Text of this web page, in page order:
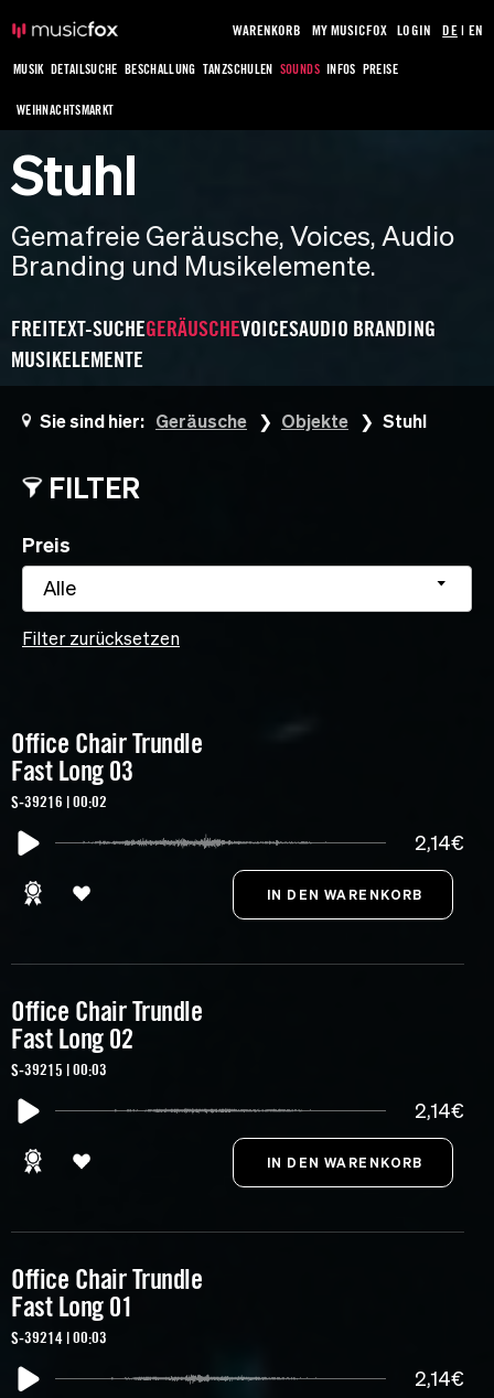
MUSIK DETAILSUCHE BESCHALLUNG TANZSCHULEN SOUNDS INFOS PREISE
WEIHNACHTSMARKT
WARENKORB MY MUSICFOX LOGIN DE| EN
Stuhl
Gemafreie Geräusche, Voices, Audio
Branding und Musikelemente.
FREITEXT-SUCHEGERÄUSCHEVOICESAUDIO BRANDING
MUSIKELEMENTE
Sie sind hier: Geräusche Objekte Stuhl
FILTER
Preis
Alle
Filter zurücksetzen
Office Chair Trundle
Fast Long 03
S-39216 | 00:02
2,14€
Office Chair Trundle
Fast Long 02
S-39215 | 00:03
2,14€
Office Chair Trundle
Fast Long 01
S-39214 | 00:03
2,14€